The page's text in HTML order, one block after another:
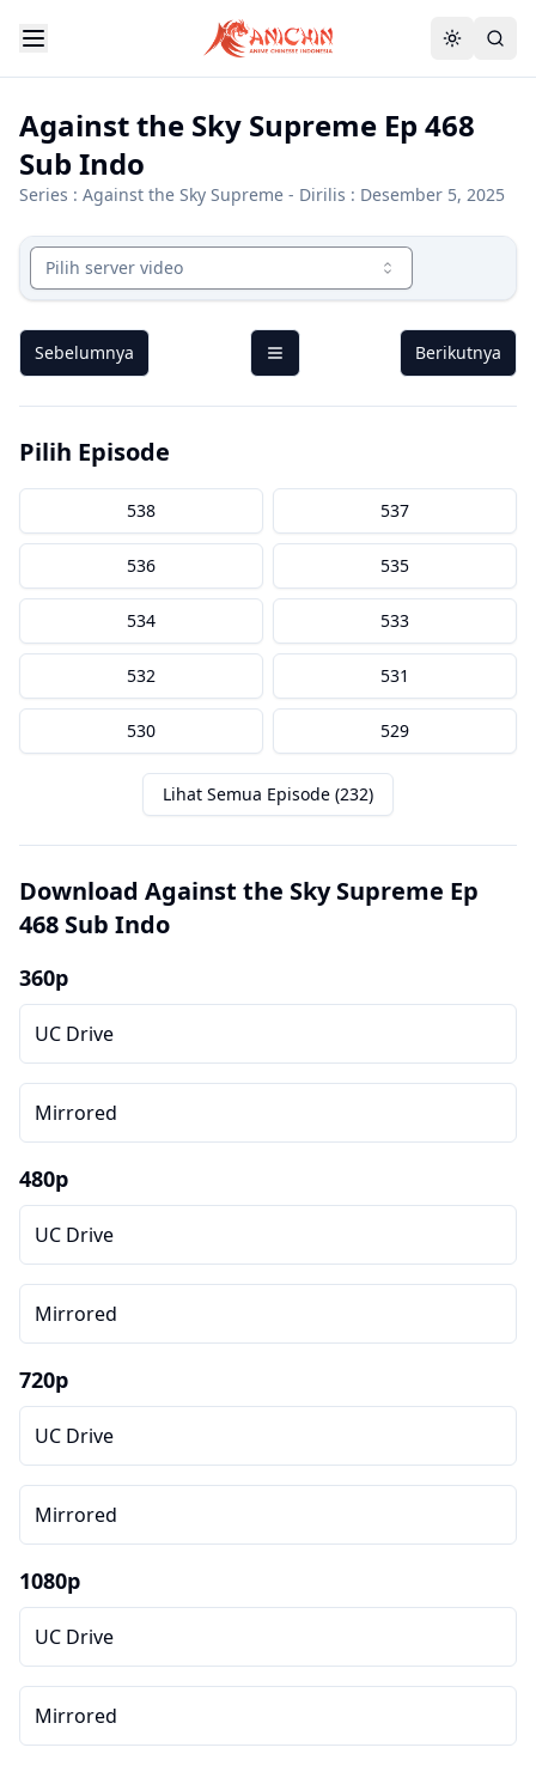
Against the Sky Supreme Ep 468
Sub Indo
Series : Against the Sky Supreme - Dirilis : Desember 5, 2025
Pilih server video
Sebelumnya Berikutnya
Pilih Episode
538 537
536 535
534 533
532 531
530 529
Lihat Semua Episode (232)
Download Against the Sky Supreme Ep
468 Sub Indo
360p
UC Drive
Mirrored
480p
UC Drive
Mirrored
720p
UC Drive
Mirrored
1080p
UC Drive
Mirrored